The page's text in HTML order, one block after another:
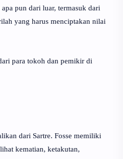
pun dari luar, termasuk dari
yang harus menciptakan nilai
para tokoh dan pemikir di
dari Sartre. Fosse memiliki
kematian, ketakutan,